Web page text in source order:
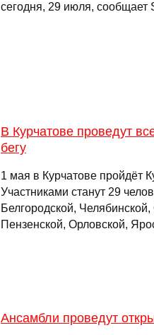
сегодня, 29 июля,
В Курчатове проведут
бегу
1 мая в Курчатове пройдёт
Участниками станут 29
Белгородской,
Пензенской, Орловской,
Ансамбли проведут